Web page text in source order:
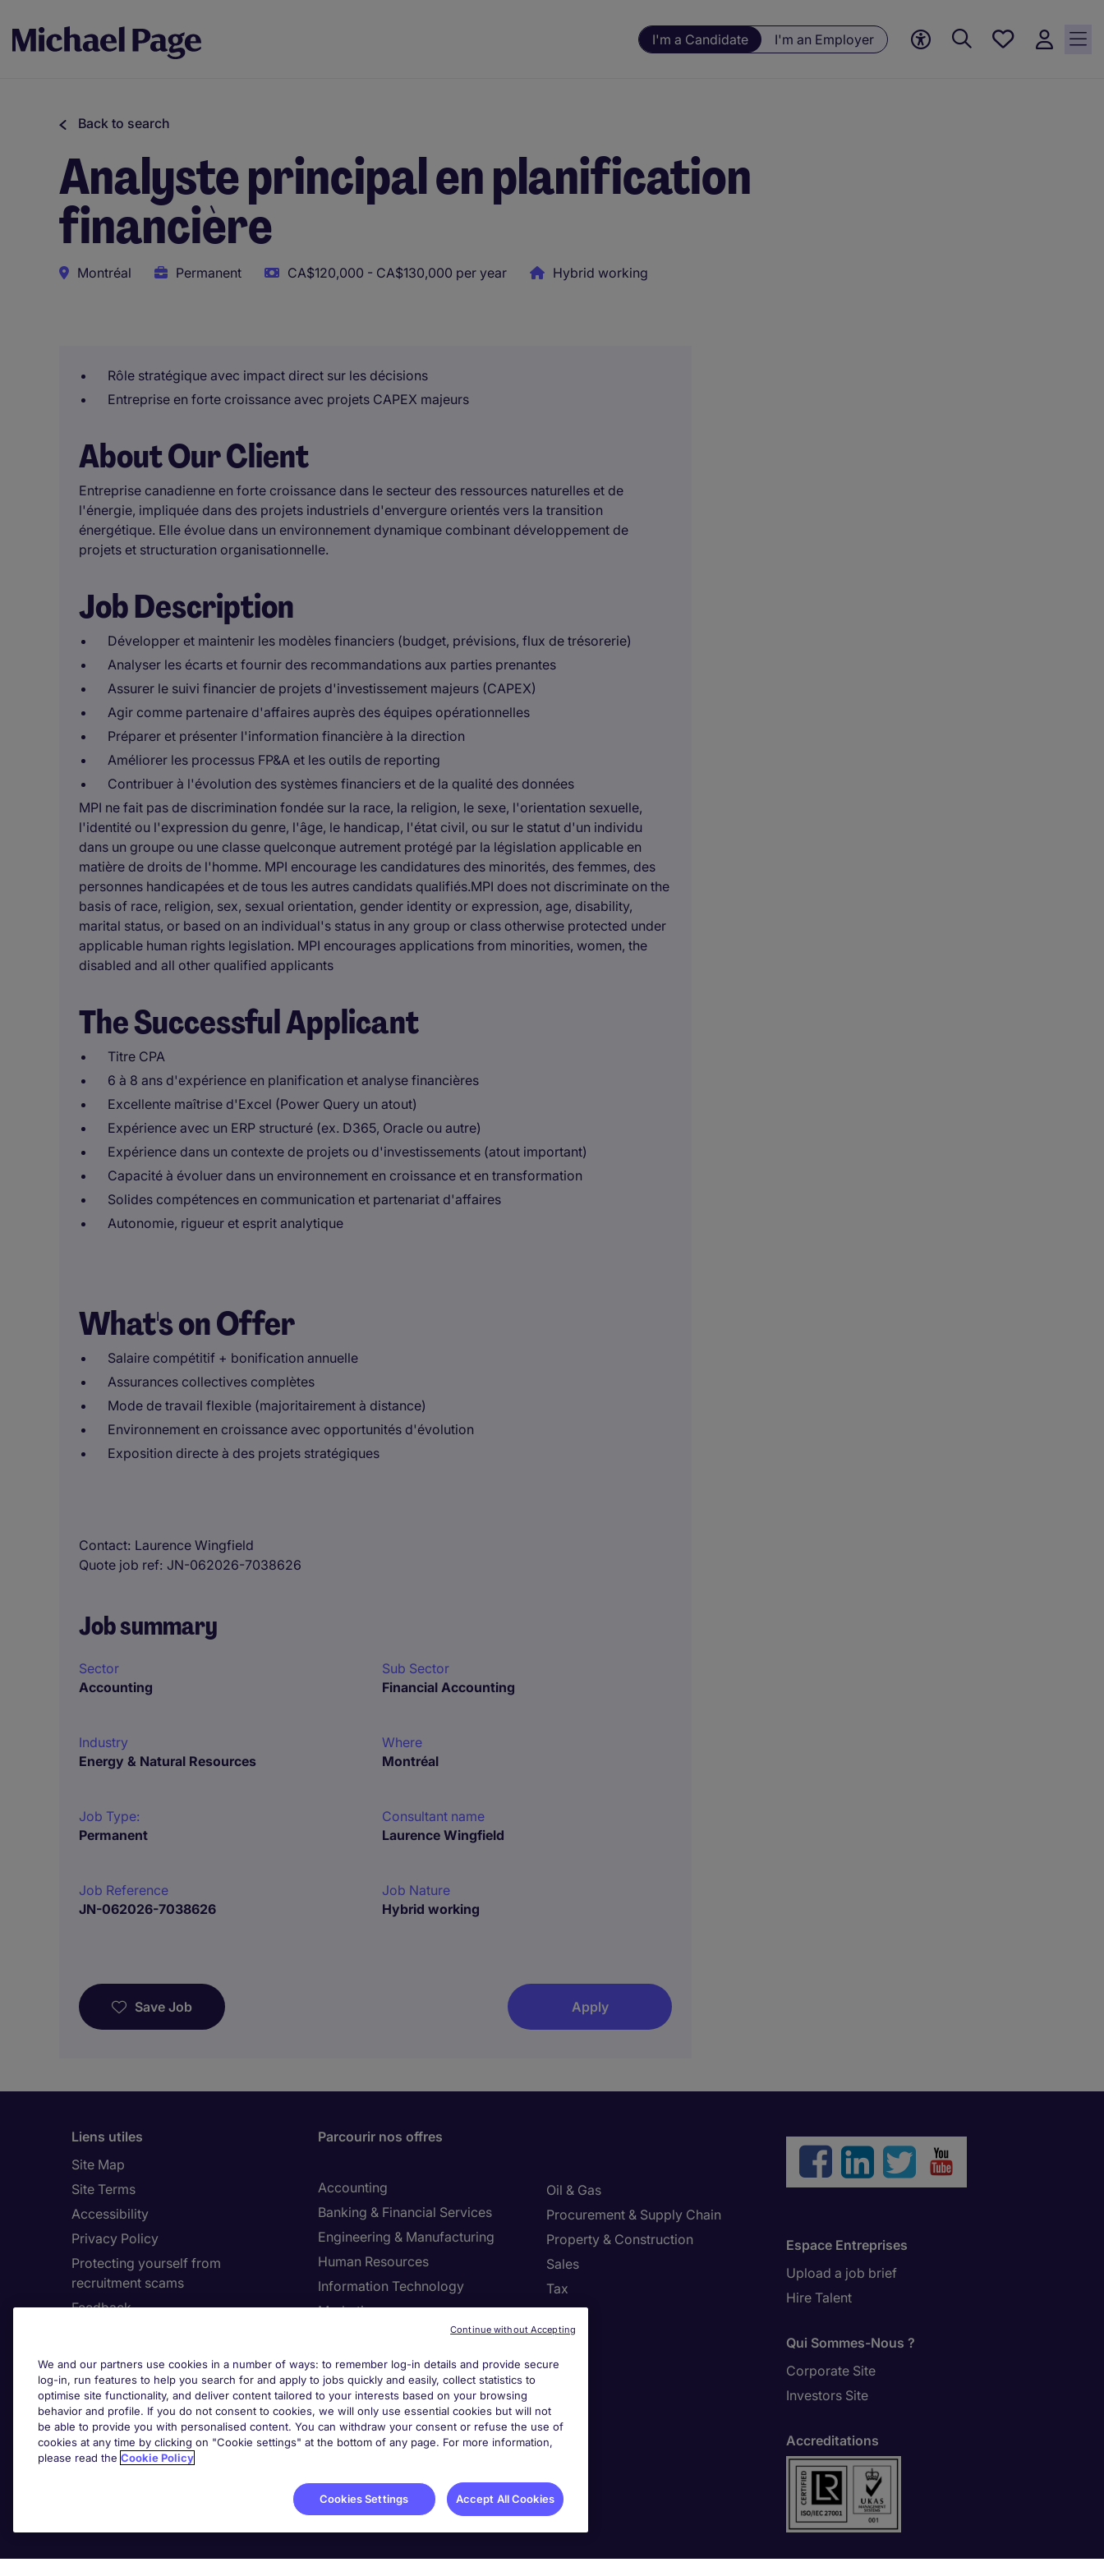
I'm a Candidate I'm an Employer
Save
Back to search
Analyste principal en planification
financière
Montréal Permanent CA$120,000 - CA$130,000 per year Hybrid working
Rôle stratégique avec impact direct sur les décisions
Entreprise en forte croissance avec projets CAPEX majeurs
About Our Client
Entreprise canadienne en forte croissance dans le secteur des ressources naturelles et de
l'énergie, impliquée dans des projets industriels d'envergure orientés vers la transition
énergétique. Elle évolue dans un environnement dynamique combinant développement de
projets et structuration organisationnelle.
Job Description
Développer et maintenir les modèles financiers (budget, prévisions, flux de trésorerie)
Analyser les écarts et fournir des recommandations aux parties prenantes
Assurer le suivi financier de projets d'investissement majeurs (CAPEX)
Agir comme partenaire d'affaires auprès des équipes opérationnelles
Préparer et présenter l'information financière à la direction
Améliorer les processus FP&A et les outils de reporting
Contribuer à l'évolution des systèmes financiers et de la qualité des données
MPI ne fait pas de discrimination fondée sur la race, la religion, le sexe, l'orientation sexuelle,
l'identité ou l'expression du genre, l'âge, le handicap, l'état civil, ou sur le statut d'un individu
dans un groupe ou une classe quelconque autrement protégé par la législation applicable en
matière de droits de l'homme. MPI encourage les candidatures des minorités, des femmes, des
personnes handicapées et de tous les autres candidats qualifiés.MPI does not discriminate on the
basis of race, religion, sex, sexual orientation, gender identity or expression, age, disability,
marital status, or based on an individual's status in any group or class otherwise protected under
applicable human rights legislation. MPI encourages applications from minorities, women, the
disabled and all other qualified applicants
The Successful Applicant
Titre CPA
6 à 8 ans d'expérience en planification et analyse financières
Excellente maîtrise d'Excel (Power Query un atout)
Expérience avec un ERP structuré (ex. D365, Oracle ou autre)
Expérience dans un contexte de projets ou d'investissements (atout important)
Capacité à évoluer dans un environnement en croissance et en transformation
Solides compétences en communication et partenariat d'affaires
Autonomie, rigueur et esprit analytique
What's on Offer
Salaire compétitif + bonification annuelle
Assurances collectives complètes
Mode de travail flexible (majoritairement à distance)
Environnement en croissance avec opportunités d'évolution
Exposition directe à des projets stratégiques
Contact Laurence Wingfield
Quote job ref JN-062026-7038626
Job summary
Sector
Accounting
Sub Sector
Financial Accounting
Industry
Energy & Natural Resources
Where
Montréal
Job Type:
Permanent
Consultant name
Laurence Wingfield
Job Reference
JN-062026-7038626
Job Nature
Hybrid working
Save Job Apply
Liens utiles
Site Map
Site Terms
Accessibility
Privacy Policy
Protecting yourself from
recruitment scams
Feedback
Parcourir nos offres
Accounting
Banking & Financial Services
Engineering & Manufacturing
Human Resources
Information Technology
Marketing
Oil & Gas
Procurement & Supply Chain
Property & Construction
Sales
Tax
Cookies Settings
Espace Entreprises
Upload a job brief
Hire Talent
Qui Sommes-Nous ?
Corporate Site
Investors Site
Accreditations
We and our partners use cookies in a number of ways: to remember log-in details and provide secure
log-in, run features to help you search for and apply to jobs quickly and easily, collect statistics to
optimise site functionality, and deliver content tailored to your interests based on your browsing
behavior and profile. If you do not consent to cookies, we will only use essential cookies but will not
be able to provide you with personalised content. You can withdraw your consent or refuse the use of
cookies at any time by clicking on "Cookie settings" at the bottom of any page. For more information,
please read the Cookie Policy
Cookies Settings Accept All Cookies
Continue without Accepting